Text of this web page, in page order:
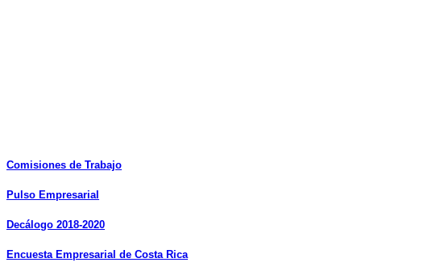
Comisiones de Trabajo
Pulso Empresarial
Decálogo 2018-2020
Encuesta Empresarial de Costa Rica